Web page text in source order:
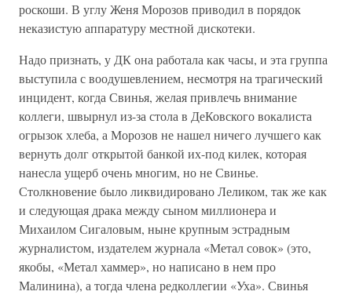
роскоши. В углу Женя Морозов приводил в порядок
неказистую аппаратуру местной дискотеки.
Надо признать, у ДК она работала как часы, и эта группа
выступила с воодушевлением, несмотря на трагический
инцидент, когда Свинья, желая привлечь внимание
коллеги, швырнул из-за стола в ДеКовского вокалиста
огрызок хлеба, а Морозов не нашел ничего лучшего как
вернуть долг открытой банкой их-под килек, которая
нанесла ущерб очень многим, но не Свинье.
Столкновение было ликвидировано Леликом, так же как
и следующая драка между сыном миллионера и
Михаилом Сигаловым, ныне крупным эстрадным
журналистом, издателем журнала «Метал совок» (это,
якобы, «Метал хаммер», но написано в нем про
Малинина), а тогда члена редколлегии «Уха». Свинья